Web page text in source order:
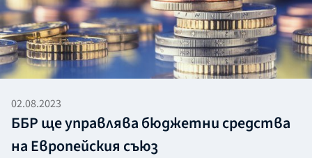
02.08.2023
ББР ще управлява бюджетни средства
на Европейския съюз